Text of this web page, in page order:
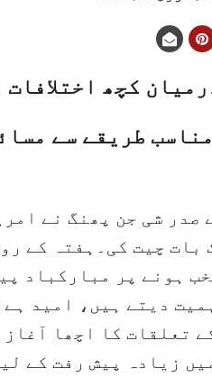
کچھ
طریقے سے
صدر شی جن پھنگ نے
بات چیت کی۔ہفتہ کے
ہونے پر مبارکباد
دیتے ہیں، امید
تعلقات کا اچھا
زیادہ پیش رفت کے